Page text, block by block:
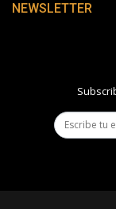
NEWSLETTER